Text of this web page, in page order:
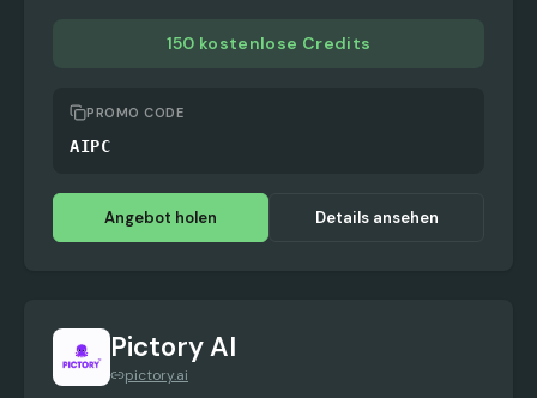
150 kostenlose Credits
PROMO CODE
AIPC
Angebot holen Details ansehen
Pictory AI
pictory.ai